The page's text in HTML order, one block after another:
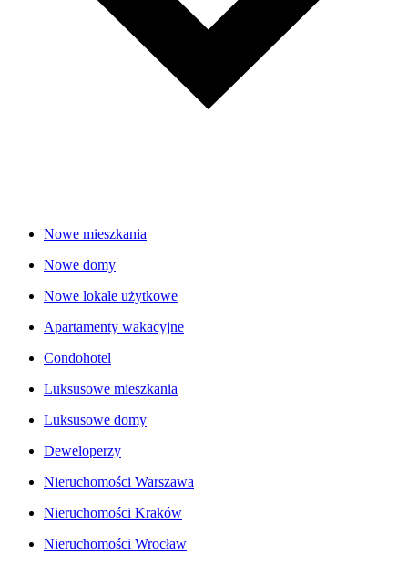
Nowe mieszkania
Nowe domy
Nowe lokale użytkowe
Apartamenty wakacyjne
Condohotel
Luksusowe mieszkania
Luksusowe domy
Deweloperzy
Nieruchomości Warszawa
Nieruchomości Kraków
Nieruchomości Wrocław